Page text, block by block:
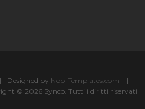
Designed by Nop-Templates.com
© 2026 Synco. Tutti i diritti riservati